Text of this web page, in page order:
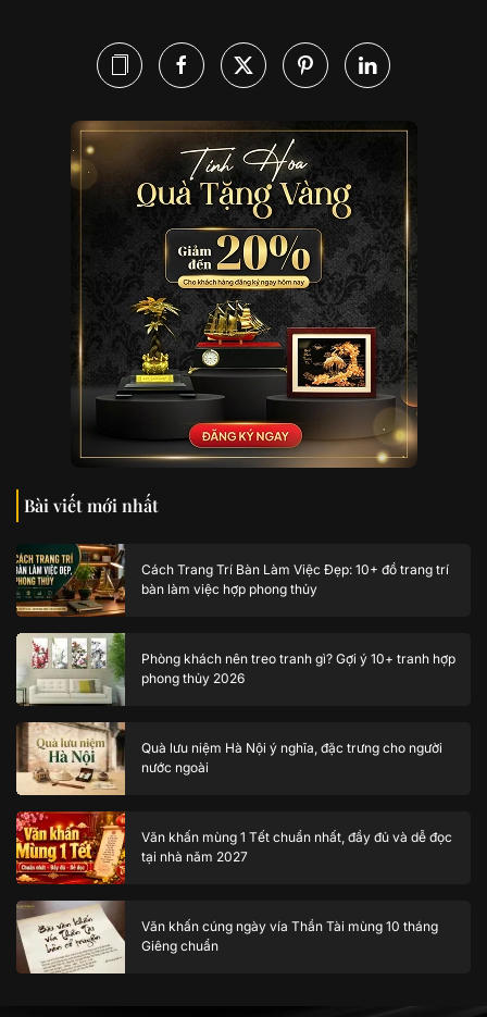
Bài viết mới nhất
Cách Trang Trí Bàn Làm Việc Đẹp: 10+ đồ trang trí
bàn làm việc hợp phong thủy
Phòng khách nên treo tranh gì? Gợi ý 10+ tranh hợp
phong thủy 2026
Quà lưu niệm Hà Nội ý nghĩa, đặc trưng cho người
nước ngoài
Văn khấn mùng 1 Tết chuẩn nhất, đầy đủ và dễ đọc
tại nhà năm 2027
Văn khấn cúng ngày vía Thần Tài mùng 10 tháng
Giêng chuẩn